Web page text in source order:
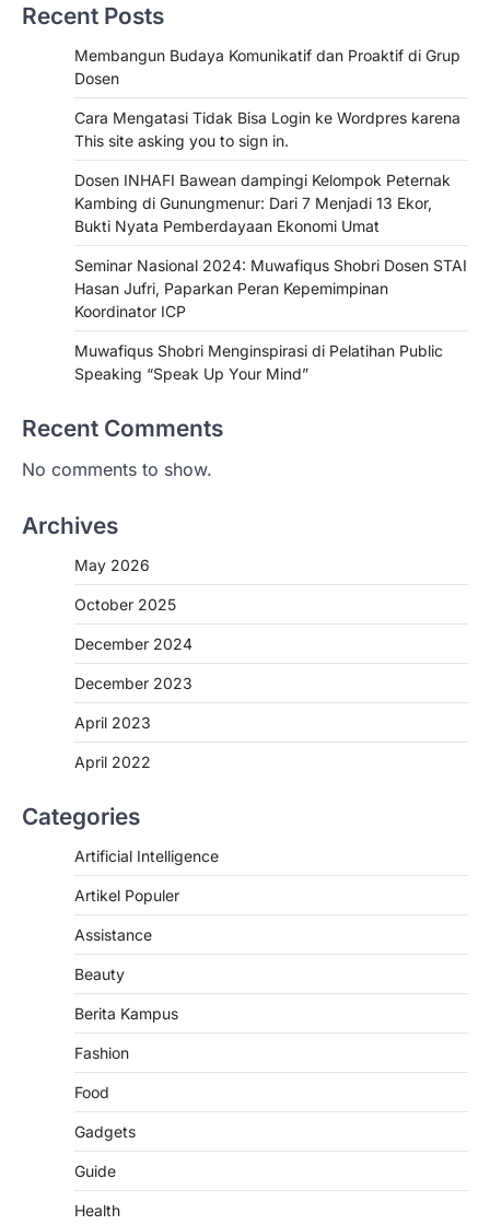
Recent Posts
Membangun Budaya Komunikatif dan Proaktif di Grup
Dosen
Cara Mengatasi Tidak Bisa Login ke Wordpres karena
This site asking you to sign in.
Dosen INHAFI Bawean dampingi Kelompok Peternak
Kambing di Gunungmenur: Dari 7 Menjadi 13 Ekor,
Bukti Nyata Pemberdayaan Ekonomi Umat
Seminar Nasional 2024: Muwafiqus Shobri Dosen STAI
Hasan Jufri, Paparkan Peran Kepemimpinan
Koordinator ICP
Muwafiqus Shobri Menginspirasi di Pelatihan Public
Speaking “Speak Up Your Mind”
Recent Comments
No comments to show.
Archives
May 2026
October 2025
December 2024
December 2023
April 2023
April 2022
Categories
Artificial Intelligence
Artikel Populer
Assistance
Beauty
Berita Kampus
Fashion
Food
Gadgets
Guide
Health
TRENDS
ke Wordpres karena This site